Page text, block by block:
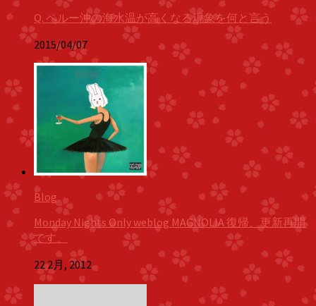
Q. ペルー沖の海水温が高くなる現象を何と言う
2015/04/07
Blog
Monday Nights Only weblog MAGNOLIA 復帰、更新再開
です。
22 2月, 2012